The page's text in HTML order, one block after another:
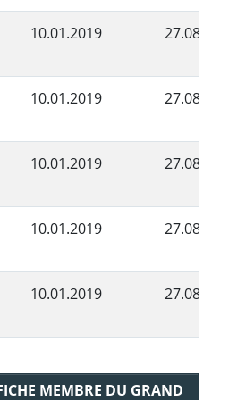
10.01.2019
10.01.2019
10.01.2019
10.01.2019
10.01.2019
MEMBRE DU GRAND